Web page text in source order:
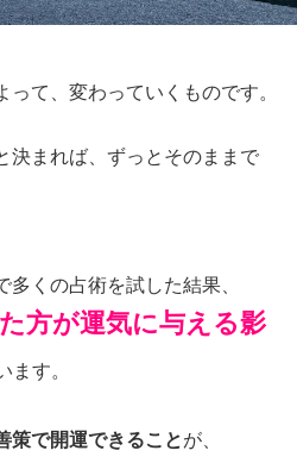
て、変わっていくものです。
決まれば、ずっとそのままで
くの占術を試した結果、
方が運気に与える影
ます。
策で開運できることが、